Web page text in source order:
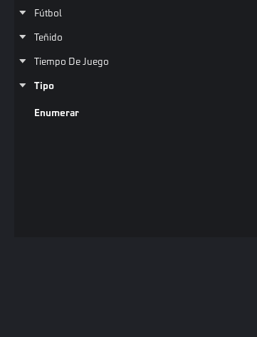
Fútbol
Teñido
Tiempo De Juego
Tipo
Enumerar